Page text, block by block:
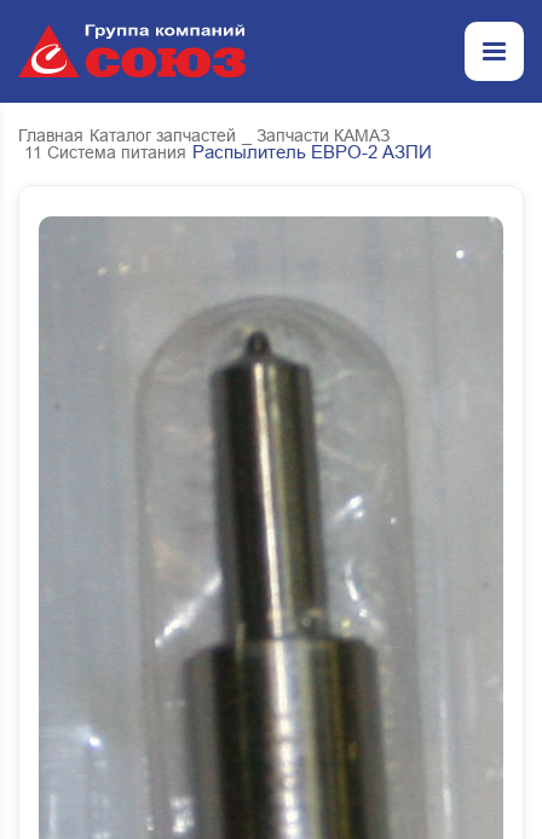
Главная Каталог запчастей
_ Запчасти КАМАЗ
11 Система питания Распылитель ЕВРО-2 АЗПИ